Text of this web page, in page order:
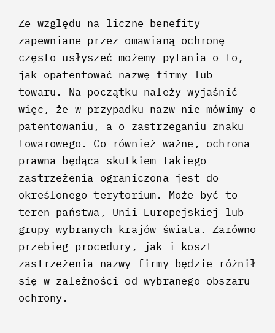
Ze względu na liczne benefity
zapewniane przez omawianą ochronę
często usłyszeć możemy pytania o to,
jak opatentować nazwę firmy lub
towaru. Na początku należy wyjaśnić
więc, że w przypadku nazw nie mówimy o
patentowaniu, a o zastrzeganiu znaku
towarowego. Co również ważne, ochrona
prawna będąca skutkiem takiego
zastrzeżenia ograniczona jest do
określonego terytorium. Może być to
teren państwa, Unii Europejskiej lub
grupy wybranych krajów świata. Zarówno
przebieg procedury, jak i koszt
zastrzeżenia nazwy firmy będzie różnił
się w zależności od wybranego obszaru
ochrony.